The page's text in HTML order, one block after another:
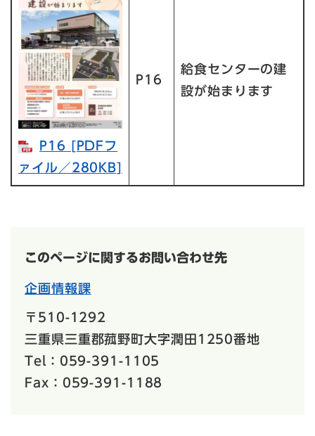
P16 [PDFフ
ァイル／280KB]
P16
給食センターの建
設が始まります
このページに関するお問い合わせ先
企画情報課
〒510-1292
三重県三重郡菰野町大字潤田1250番地
Tel：059-391-1105
Fax：059-391-1188